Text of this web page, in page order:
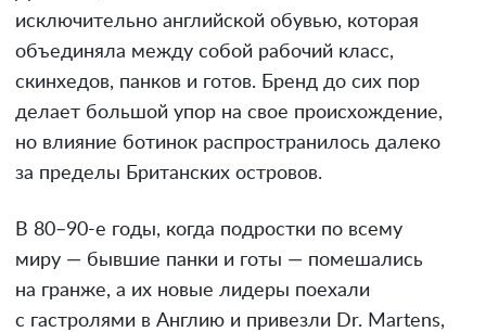
исключительно английской обувью, которая
объединяла между собой рабочий класс,
скинхедов, панков и готов. Бренд до сих пор
делает большой упор на свое происхождение,
но влияние ботинок распространилось далеко
за пределы Британских островов.
В 80–90-е годы, когда подростки по всему
миру — бывшие панки и готы — помешались
на гранже, а их новые лидеры поехали
с гастролями в Англию и привезли Dr. Martens,